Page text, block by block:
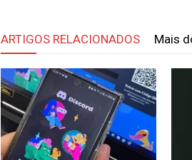
ARTIGOS RELACIONADOS Mais